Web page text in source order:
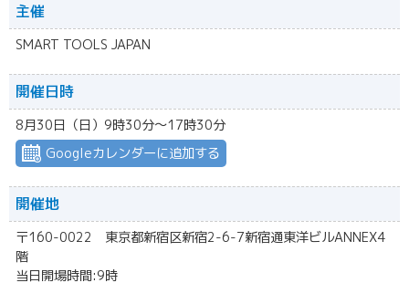
主催
SMART TOOLS JAPAN
開催日時
8月30日（日）9時30分〜17時30分
Googleカレンダーに追加する
開催地
〒160-0022 東京都新宿区新宿2-6-7新宿通東洋ビルANNEX4
階
当日開場時間:9時